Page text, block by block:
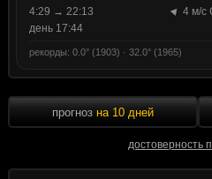
4:29 → 22:13
4 м/с
день 17:44
рекорды: 0.0° (1903) · 32.0° (1965)
прогноз на 10 дней
достоверность